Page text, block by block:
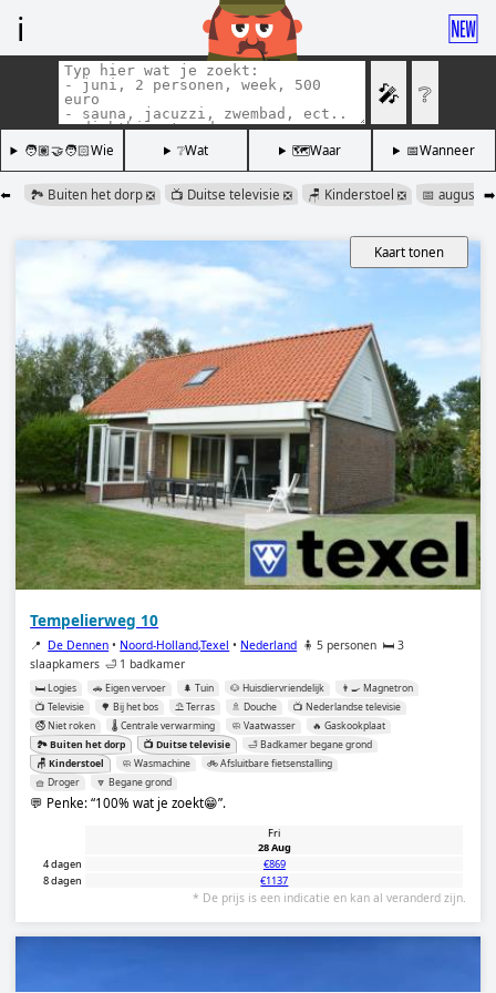
ℹ️ 🆕
🎤 ❔
🧑🏽‍🤝‍🧑🏻Wie ❔Wat 🗺️Waar 📅Wanneer
⬅️ ➡️
🏞️ Buiten het dorp ❎ 📺 Duitse televisie ❎ 🪑 Kinderstoel ❎ 📅 augustus
Kaart tonen
Tempelierweg 10
📍 De Dennen • Noord-Holland,Texel • Nederland 🧍 5 personen 🛏️ 3
slaapkamers 🛁 1 badkamer
🛏️ Logies 🚗 Eigen vervoer 🌲 Tuin 🐶 Huisdiervriendelijk
👨‍🍳 Magnetron
📺 Televisie
🌳 Bij het bos ⛱️ Terras 🚿 Douche
📺 Nederlandse televisie
🚭 Niet roken
🌡️ Centrale verwarming 🧼 Vaatwasser
🔥 Gaskookplaat
🏞️ Buiten het dorp
📺 Duitse televisie
🛁 Badkamer begane grond
🪑 Kinderstoel
🧼 Wasmachine
🚲 Afsluitbare fietsenstalling
🧺 Droger
🔽 Begane grond
💬 Penke: 100% wat je zoekt😁 .
Fri
28 Aug
4 dagen
€869
8 dagen
€1137
* De prijs is een indicatie en kan al veranderd zijn.